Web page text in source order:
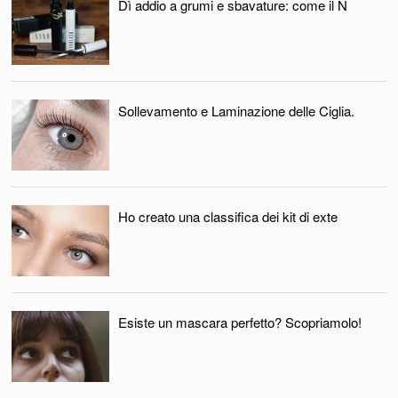
Dì addio a grumi e sbavature: come il N
Sollevamento e Laminazione delle Ciglia.
Ho creato una classifica dei kit di exte
Esiste un mascara perfetto? Scopriamolo!